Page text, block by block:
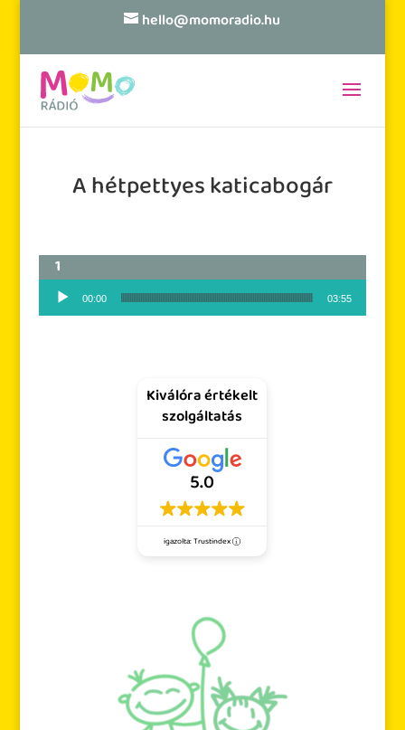
hello@momoradio.hu
A hétpettyes katicabogár
Audió lejátszó
00:00 03:55
Kiválóra értékelt
szolgáltatás
5.0
igazolta: Trustindex